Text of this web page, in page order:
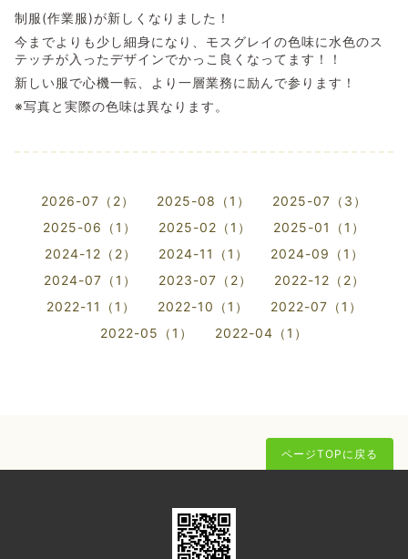
制服(作業服)が新しくなりました！
今までよりも少し細身になり、モスグレイの色味に水色のス
テッチが入ったデザインでかっこ良くなってます！！
新しい服で心機一転、より一層業務に励んで参ります！
※写真と実際の色味は異なります。
2026-07（2） 2025-08（1）
2025-07（3）
2025-06（1）
2025-02（1）
2025-01（1）
2024-12（2）
2024-11（1）
2024-09（1）
2024-07（1）
2023-07（2）
2022-12（2）
2022-11（1）
2022-10（1）
2022-07（1）
2022-05（1）
2022-04（1）
ページTOPに戻る